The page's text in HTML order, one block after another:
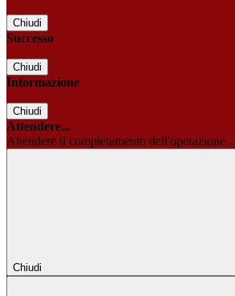
Chiudi
Successo
Chiudi
Informazione
Chiudi
Attendere...
Attendere il completamento dell'operazione...
Chiudi